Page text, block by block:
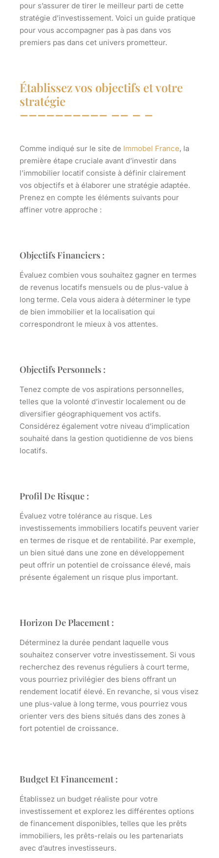
pour s’assurer de tirer le meilleur parti de cette
stratégie d’investissement. Voici un guide pratique
pour vous accompagner pas à pas dans vos
premiers pas dans cet univers prometteur.
Établissez vos objectifs et votre
stratégie
Comme indiqué sur le site de Immobel France, la
première étape cruciale avant d’investir dans
l’immobilier locatif consiste à définir clairement
vos objectifs et à élaborer une stratégie adaptée.
Prenez en compte les éléments suivants pour
affiner votre approche :
Objectifs Financiers :
Évaluez combien vous souhaitez gagner en termes
de revenus locatifs mensuels ou de plus-value à
long terme. Cela vous aidera à déterminer le type
de bien immobilier et la localisation qui
correspondront le mieux à vos attentes.
Objectifs Personnels :
Tenez compte de vos aspirations personnelles,
telles que la volonté d’investir localement ou de
diversifier géographiquement vos actifs.
Considérez également votre niveau d’implication
souhaité dans la gestion quotidienne de vos biens
locatifs.
Profil De Risque :
Évaluez votre tolérance au risque. Les
investissements immobiliers locatifs peuvent varier
en termes de risque et de rentabilité. Par exemple,
un bien situé dans une zone en développement
peut offrir un potentiel de croissance élevé, mais
présente également un risque plus important.
Horizon De Placement :
Déterminez la durée pendant laquelle vous
souhaitez conserver votre investissement. Si vous
recherchez des revenus réguliers à court terme,
vous pourriez privilégier des biens offrant un
rendement locatif élevé. En revanche, si vous visez
une plus-value à long terme, vous pourriez vous
orienter vers des biens situés dans des zones à
fort potentiel de croissance.
Budget Et Financement :
Établissez un budget réaliste pour votre
investissement et explorez les différentes options
de financement disponibles, telles que les prêts
immobiliers, les prêts-relais ou les partenariats
avec d’autres investisseurs.